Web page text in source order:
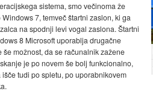
sistema, smo večinoma že
7, temveč štartni zaslon, ki ga
na spodnji levi vogal zaslona. Štartni
8 Microsoft uporablja drugačne
možnost, da se računalnik zažene
je po novem še bolj funkcionalno,
tudi po spletu, po uporabnikovem